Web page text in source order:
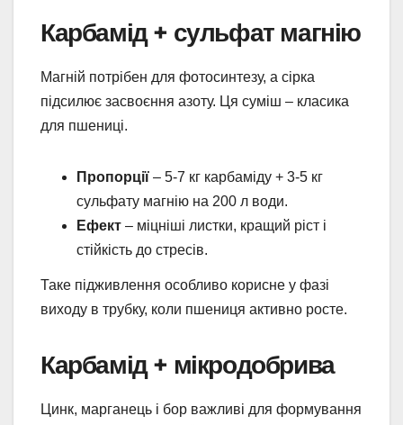
Карбамід + сульфат магнію
Магній потрібен для фотосинтезу, а сірка
підсилює засвоєння азоту. Ця суміш – класика
для пшениці.
Пропорції – 5-7 кг карбаміду + 3-5 кг
сульфату магнію на 200 л води.
Ефект – міцніші листки, кращий ріст і
стійкість до стресів.
Таке підживлення особливо корисне у фазі
виходу в трубку, коли пшениця активно росте.
Карбамід + мікродобрива
Цинк, марганець і бор важливі для формування